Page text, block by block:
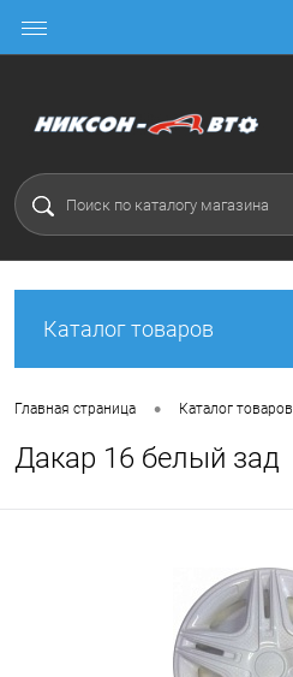
Каталог товаров
Главная страница • Каталог товаров
Дакар 16 белый зад